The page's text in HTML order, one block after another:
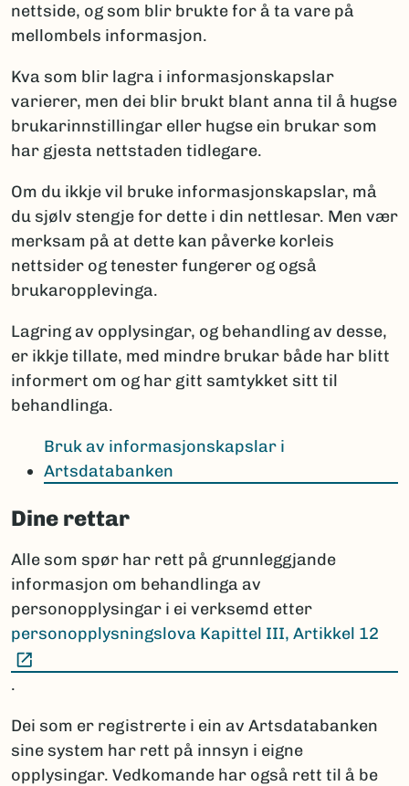
nettside, og som blir brukte for å ta vare på
mellombels informasjon.
Kva som blir lagra i informasjonskapslar
varierer, men dei blir brukt blant anna til å hugse
brukarinnstillingar eller hugse ein brukar som
har gjesta nettstaden tidlegare.
Om du ikkje vil bruke informasjonskapslar, må
du sjølv stengje for dette i din nettlesar. Men vær
merksam på at dette kan påverke korleis
nettsider og tenester fungerer og også
brukaropplevinga.
Lagring av opplysingar, og behandling av desse,
er ikkje tillate, med mindre brukar både har blitt
informert om og har gitt samtykket sitt til
behandlinga.
Bruk av informasjonskapslar i
Artsdatabanken
Dine rettar
Alle som spør har rett på grunnleggjande
informasjon om behandlinga av
personopplysingar i ei verksemd etter
personopplysningslova Kapittel III, Artikkel 12
.
Dei som er registrerte i ein av Artsdatabanken
sine system har rett på innsyn i eigne
opplysingar. Vedkomande har også rett til å be